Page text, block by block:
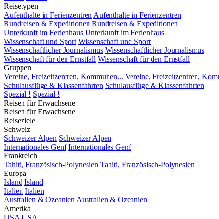
Reisetypen
Aufenthalte in Ferienzentren Aufenthalte in Ferienzentren
Rundreisen & Expeditionen Rundreisen & Expeditionen
Unterkunft im Ferienhaus Unterkunft im Ferienhaus
Wissenschaft und Sport Wissenschaft und Sport
Wissenschaftlicher Journalismus Wissenschaftlicher Journalismus
Wissenschaft für den Ernstfall Wissenschaft für den Ernstfall
Gruppen
Vereine, Freizeitzentren, Kommunen... Vereine, Freizeitzentren,
Schulausflüge & Klassenfahrten Schulausflüge & Klassenfahrten
Spezial ! Spezial !
Reisen für Erwachsene
Reisen für Erwachsene
Reiseziele
Schweiz
Schweizer Alpen Schweizer Alpen
Internationales Genf Internationales Genf
Frankreich
Tahiti, Französisch-Polynesien Tahiti, Französisch-Polynesien
Europa
Island Island
Italien Italien
Australien & Ozeanien Australien & Ozeanien
Amerika
USA USA